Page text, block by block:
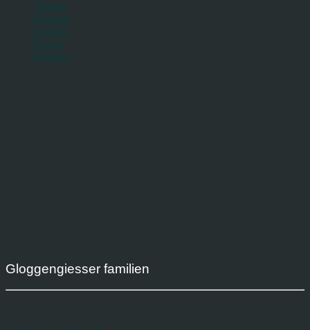
*Dansk
Deutsch
English
French
Svenska
Gloggengiesser familien